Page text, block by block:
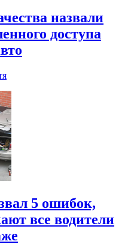
назвали
доступа
5 ошибок,
все водители